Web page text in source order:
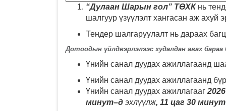
“Дулаан Шарын гол” ТӨХК нь
шалгуур үзүүлэлт хангасан аж ахуй
Тендер шалгаруулалт нь дараах
Дотоодын үйлдвэрлэлээс худалдан авах
Үнийн санал дуудах ажиллагаанд
Үнийн санал дуудах ажиллагаанд
Үнийн санал дуудах ажиллагааг
минут–д эхлүүлж, 11 цаг 30 минут